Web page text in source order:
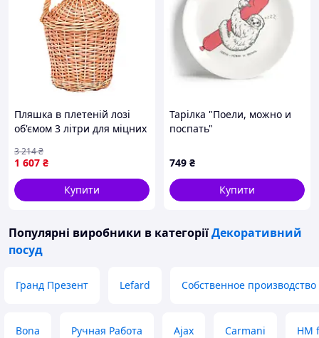
Пляшка в плетеній лозі
об'ємом 3 літри для міцних
унікальним дизайном
1 607 ₴
3 214₴
Купити
Тарілка "Поели, можно и
поспать"
749 ₴
Купити
Популярні виробники в категоріїДекоративний
посуд
Гранд Презент Lefard Собственное производство
Bona Ручная Работа Ajax Carmani HM